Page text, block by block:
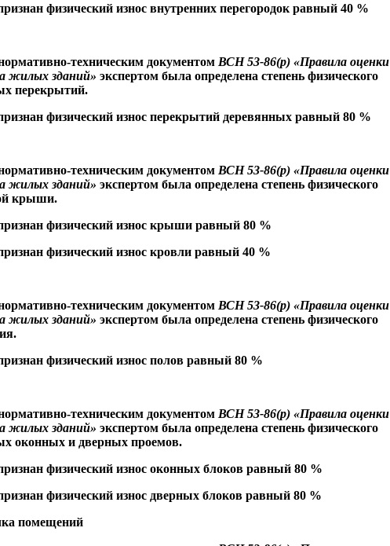
физический износ внутренних перегородок равный 40 %
техническим документом ВСН 53-86(р) «Правила оценки
жилых зданий» экспертом была определена степень физического
перекрытий.
физический износ перекрытий деревянных равный 80 %
техническим документом ВСН 53-86(р) «Правила оценки
жилых зданий» экспертом была определена степень физического
крыши.
физический износ крыши равный 80 %
физический износ кровли равный 40 %
техническим документом ВСН 53-86(р) «Правила оценки
жилых зданий» экспертом была определена степень физического
физический износ полов равный 80 %
техническим документом ВСН 53-86(р) «Правила оценки
жилых зданий» экспертом была определена степень физического
оконных и дверных проемов.
физический износ оконных блоков равный 80 %
физический износ дверных блоков равный 80 %
помещений